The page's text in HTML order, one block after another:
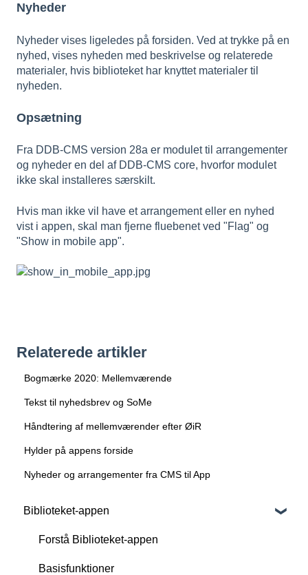
Nyheder
Nyheder vises ligeledes på forsiden. Ved at trykke på en
nyhed, vises nyheden med beskrivelse og relaterede
materialer, hvis biblioteket har knyttet materialer til
nyheden.
Opsætning
Fra DDB-CMS version 28a er modulet til arrangementer
og nyheder en del af DDB-CMS core, hvorfor modulet
ikke skal installeres særskilt.
Hvis man ikke vil have et arrangement eller en nyhed
vist i appen, skal man fjerne fluebenet ved "Flag" og
"Show in mobile app".
Relaterede artikler
Bogmærke 2020: Mellemværende
Tekst til nyhedsbrev og SoMe
Håndtering af mellemværender efter ØiR
Hylder på appens forside
Nyheder og arrangementer fra CMS til App
Biblioteket-appen
Forstå Biblioteket-appen
Basisfunktioner